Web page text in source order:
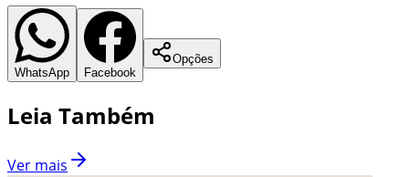
WhatsApp Facebook
Opções
Leia Também
Ver mais